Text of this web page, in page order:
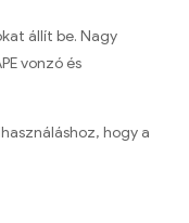
állít be. Nagy
vonzó és
hogy a